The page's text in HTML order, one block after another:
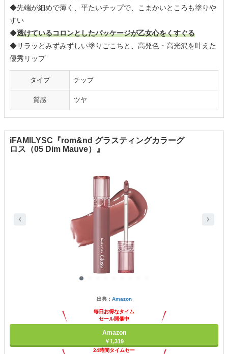
◆先端が細めで薄く、平たいチップで、こまかいところも塗りや
すい
◆透けているコロンとしたパッケージが乙女心をくすぐる
◆サラッとみずみずしい塗りごこちと、高発色・高光沢を叶えた
優秀リップ
タイプ チップ
質感 ツヤ
iFAMILYSC『rom&nd グラスティングカラーグ
ロス（05 Dim Mauve）』
出典： Amazon
毎日お得なタイム
セール開催中
Amazon
￥1,319
24時間タイムセー